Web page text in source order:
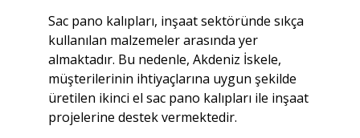
Sac pano kalıpları, inşaat sektöründe sıkça
kullanılan malzemeler arasında yer
almaktadır. Bu nedenle, Akdeniz İskele,
müşterilerinin ihtiyaçlarına uygun şekilde
üretilen ikinci el sac pano kalıpları ile inşaat
projelerine destek vermektedir.